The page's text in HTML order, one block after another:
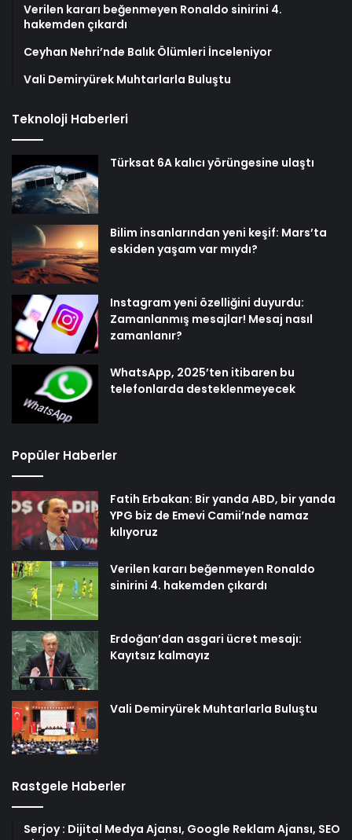
Verilen kararı beğenmeyen Ronaldo sinirini 4.
hakemden çıkardı
Ceyhan Nehri’nde Balık Ölümleri İnceleniyor
Vali Demiryürek Muhtarlarla Buluştu
Teknoloji Haberleri
Türksat 6A kalıcı yörüngesine ulaştı
Bilim insanlarından yeni keşif: Mars’ta
eskiden yaşam var mıydı?
Instagram yeni özelliğini duyurdu:
Zamanlanmış mesajlar! Mesaj nasıl
zamanlanır?
WhatsApp, 2025’ten itibaren bu
telefonlarda desteklenmeyecek
Popüler Haberler
Fatih Erbakan: Bir yanda ABD, bir yanda
YPG biz de Emevi Camii’nde namaz
kılıyoruz
Verilen kararı beğenmeyen Ronaldo
sinirini 4. hakemden çıkardı
Erdoğan’dan asgari ücret mesajı:
Kayıtsız kalmayız
Vali Demiryürek Muhtarlarla Buluştu
Rastgele Haberler
Serjoy : Dijital Medya Ajansı, Google Reklam Ajansı, SEO